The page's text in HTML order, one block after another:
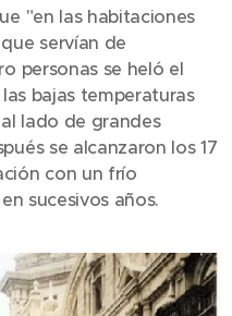
"en las habitaciones
servían de
personas se heló el
bajas temperaturas
lado de grandes
se alcanzaron los 17
con un frío
sucesivos años.